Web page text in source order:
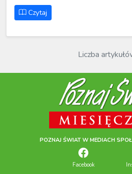
Czytaj
Liczba
POZNAJ ŚWIAT W MEDIACH
Facebook